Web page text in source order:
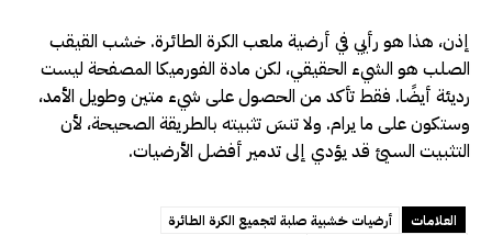
إذن، هذا هو رأيي في أرضية ملعب الكرة الطائرة. خشب القيقب
الصلب هو الشيء الحقيقي، لكن مادة الفورميكا المصفحة ليست
رديئة أيضًا. فقط تأكد من الحصول على شيء متين وطويل الأمد،
وستكون على ما يرام. ولا تنسَ تثبيته بالطريقة الصحيحة، لأن
التثبيت السيئ قد يؤدي إلى تدمير أفضل الأرضيات.
العلامات
أرضيات خشبية صلبة لتجميع الكرة الطائرة